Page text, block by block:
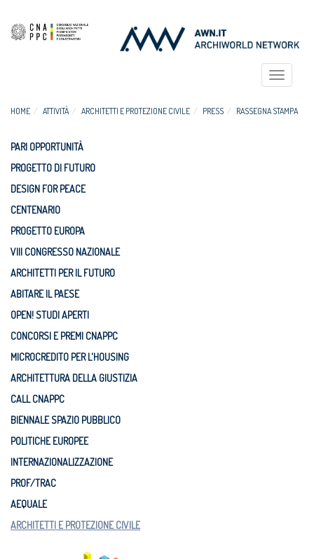
Toggle
HOME ATTIVITÀ ARCHITETTI E PROTEZIONE CIVILE PRESS RASSEGNA STAMPA
PARI OPPORTUNITÀ
PROGETTO DI FUTURO
DESIGN FOR PEACE
CENTENARIO
PROGETTO EUROPA
VIII CONGRESSO NAZIONALE
ARCHITETTI PER IL FUTURO
ABITARE IL PAESE
OPEN! STUDI APERTI
CONCORSI E PREMI CNAPPC
MICROCREDITO PER L'HOUSING
ARCHITETTURA DELLA GIUSTIZIA
CALL CNAPPC
BIENNALE SPAZIO PUBBLICO
POLITICHE EUROPEE
INTERNAZIONALIZZAZIONE
PROF/TRAC
AEQUALE
ARCHITETTI E PROTEZIONE CIVILE